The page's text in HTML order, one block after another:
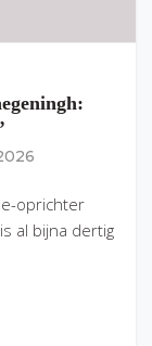
oprichter
al bijna dertig